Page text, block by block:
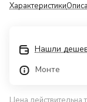
Характеристики
Нашли
Монте